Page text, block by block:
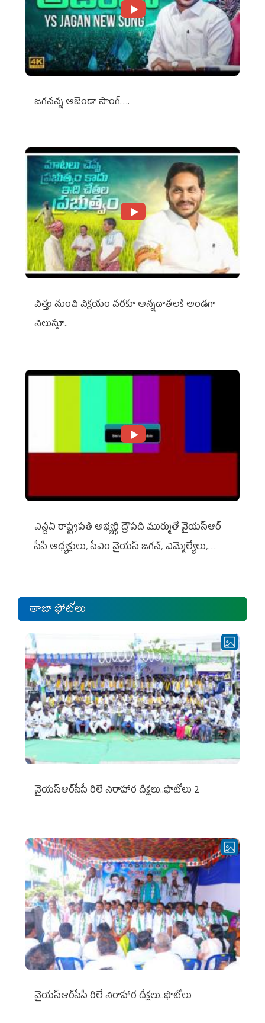
జగనన్న అజెండా సాంగ్….
విత్తు నుంచి విక్రయం వరకూ అన్నదాతలకి అండగా
నిలుస్తూ..
ఎన్డీఏ రాష్ట్ర‌ప‌తి అభ్య‌ర్థి ద్రౌప‌ది ముర్ముతో వైయ‌స్ఆర్
సీపీ అధ్య‌క్షులు, సీఎం వైయ‌స్ జ‌గ‌న్, ఎమ్మెల్యేలు,
తాజా ఫోటోలు
వైయ‌స్ఆర్‌సీపీ రిలే నిరాహార దీక్షలు..ఫొటోలు 2
వైయ‌స్ఆర్‌సీపీ రిలే నిరాహార దీక్షలు..ఫొటోలు